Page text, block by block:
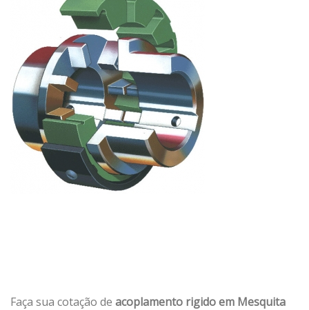
Faça sua cotação de acoplamento rigido em Mesquita